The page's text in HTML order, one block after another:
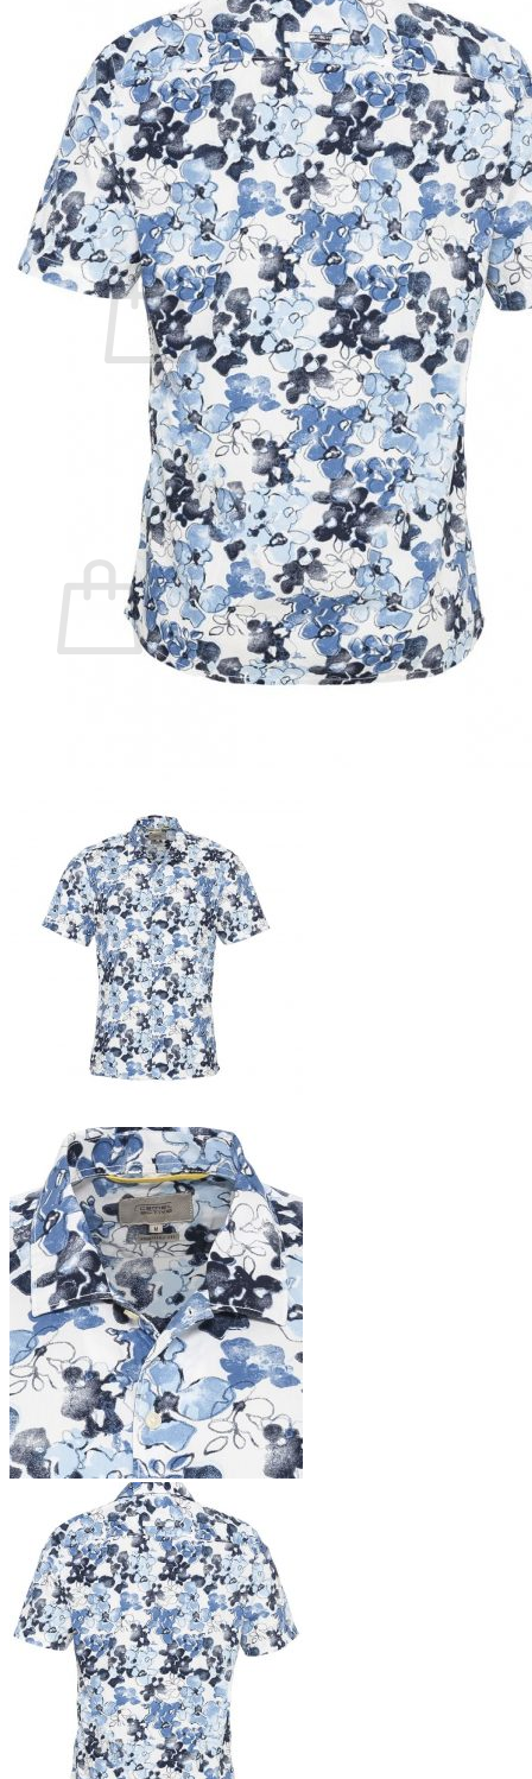
Lasten pyjamat
Kylpytakit
Lasten asusteet
Vyöt, käsineet,pipot, ym
Sukat, sukkahousut, ym
Lasten ulkoilu
Lasten takit
Ulkoilupuvut, housut ja haalarit
Kirjaudu
Ostoskori on tyhjä.
Takaisin kauppaan
Ostoskori
Ostoskori on tyhjä.